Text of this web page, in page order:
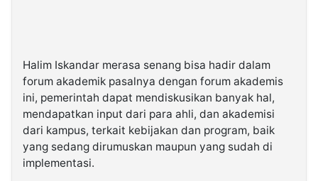
Halim Iskandar merasa senang bisa hadir dalam
forum akademik pasalnya dengan forum akademis
ini, pemerintah dapat mendiskusikan banyak hal,
mendapatkan input dari para ahli, dan akademisi
dari kampus, terkait kebijakan dan program, baik
yang sedang dirumuskan maupun yang sudah di
implementasi.